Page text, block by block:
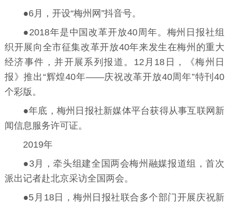
●6月，开设“梅州网”抖音号。
●2018年是中国改革开放40周年。梅州日报社组
织开展向全市征集改革开放40年来发生在梅州的重大
经济事件，并开展系列报道。12月18日，《梅州日
报》推出“辉煌40年——庆祝改革开放40周年”特刊40
个彩版。
●年底，梅州日报社新媒体平台获得从事互联网新
闻信息服务许可证。
2019年
●3月，牵头组建全国两会梅州融媒报道组，首次
派出记者赴北京采访全国两会。
●5月18日，梅州日报社联合多个部门开展庆祝新